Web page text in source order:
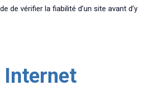
de vérifier la fiabilité d’un site avant d’y